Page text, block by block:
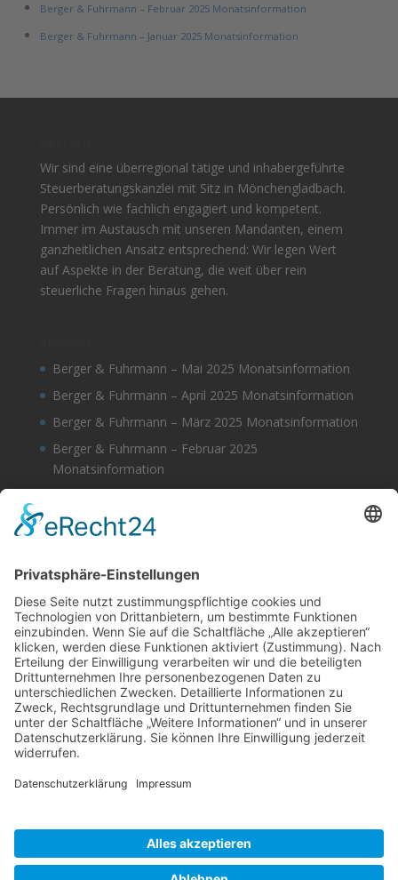
Berger & Fuhrmann – Februar 2025 Monatsinformation
Berger & Fuhrmann – Januar 2025 Monatsinformation
Wir sind eine überregional tätige und inhabergeführte
Steuerberatungskanzlei mit Sitz in Mönchengladbach.
Persönlich wie fachlich engagiert und kompetent.
Immer im Austausch mit unseren Mandanten, einem
ganzheitlichen Ansatz entsprechend: Wir legen Wert
auf Aspekte in der Beratung, die weit über rein
steuerliche Fragen hinaus gehen.
Berger & Fuhrmann – Mai 2025 Monatsinformation
Berger & Fuhrmann – April 2025 Monatsinformation
Berger & Fuhrmann – März 2025 Monatsinformation
Berger & Fuhrmann – Februar 2025
Monatsinformation
Monatsinformation
Suche
Datenschutz
Cookie-Einstellungen
Sonstige
Kontakt
Facebook
Anfahrt & Lageplan